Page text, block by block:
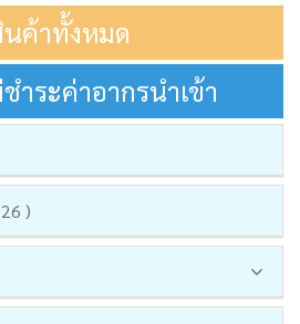
ค้าทั้งหมด
ำระค่าอากรนำเข้า
)